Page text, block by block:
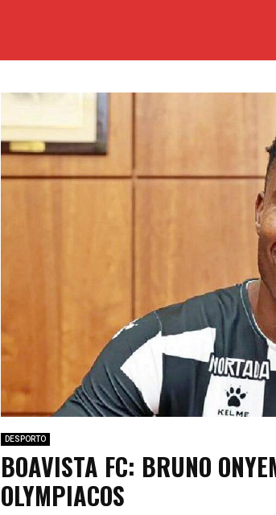
DESPORTO
BOAVISTA FC: BRUNO
OLYMPIACOS